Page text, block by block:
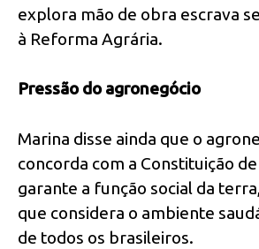
explora mão de obra escrava
à Reforma Agrária.
Pressão do agronegócio
Marina disse ainda que o
concorda com a Constituição
garante a função social da
que considera o ambiente
de todos os brasileiros.